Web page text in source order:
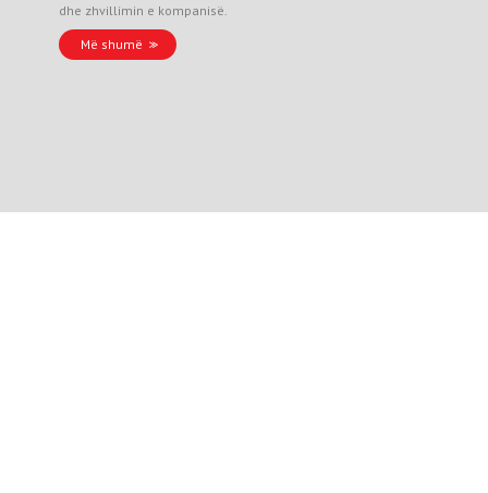
dhe zhvillimin e kompanisë.
Më shumë